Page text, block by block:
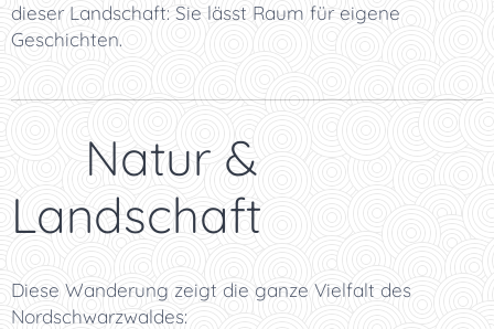
dieser Landschaft: Sie lässt Raum für eigene
Geschichten.
🌿 Natur &
Landschaft
Diese Wanderung zeigt die ganze Vielfalt des
Nordschwarzwaldes: